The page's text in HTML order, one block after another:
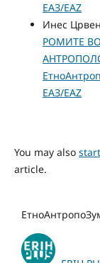
ЕАЗ/EAZ
Инес
РОМИТЕ
ЕАЗ/EAZ
You may also
article.